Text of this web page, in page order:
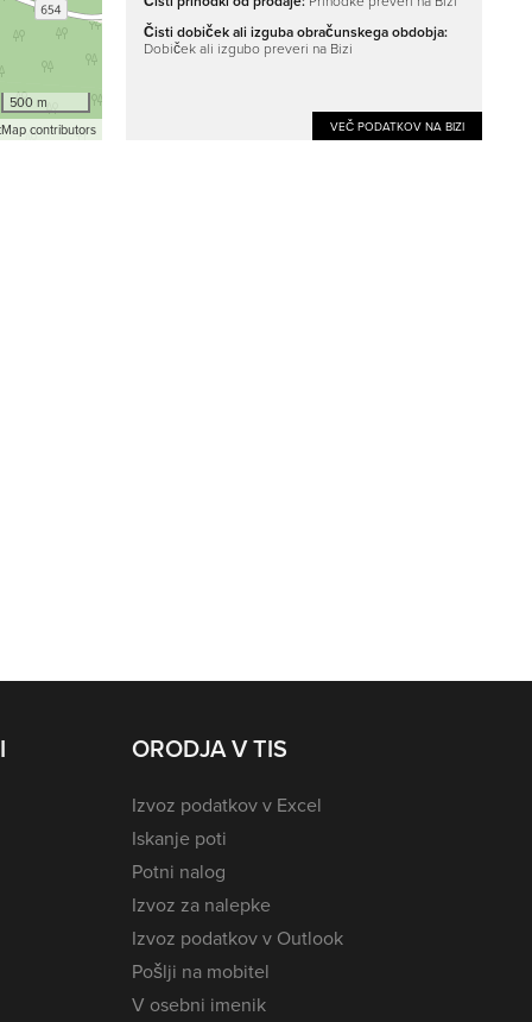
500 m
contributors
Čisti dobiček ali izguba obračunskega obdobja:
Dobiček ali izgubo preveri na Bizi
VEČ PODATKOV NA BIZI
ORODJA V TIS
Izvoz podatkov v Excel
Iskanje poti
Potni nalog
Izvoz za nalepke
Izvoz podatkov v Outlook
Pošlji na mobitel
V osebni imenik